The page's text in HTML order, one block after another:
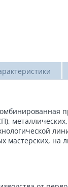
металлических,
мастерских,